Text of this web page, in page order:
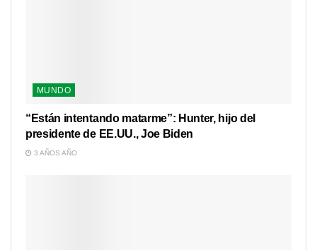
MUNDO
“Están intentando matarme”: Hunter, hijo del
presidente de EE.UU., Joe Biden
3 AÑOS AÑO